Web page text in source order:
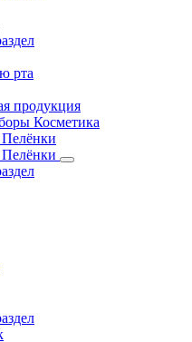
рта
продукция
Косметика